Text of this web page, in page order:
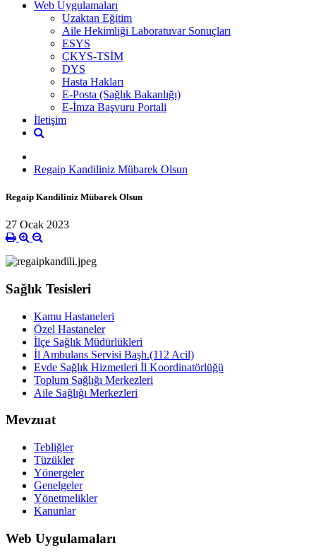
Web Uygulamaları
Uzaktan Eğitim
Aile Hekimliği Laboratuvar Sonuçları
ESYS
ÇKYS-TSİM
DYS
Hasta Hakları
E-Posta (Sağlık Bakanlığı)
E-İmza Başvuru Portali
İletişim
Regaip Kandiliniz Mübarek Olsun
Regaip Kandiliniz Mübarek Olsun
27 Ocak 2023
Sağlık Tesisleri
Kamu Hastaneleri
Özel Hastaneler
İlçe Sağlık Müdürlükleri
İl Ambulans Servisi Başh.(112 Acil)
Evde Sağlık Hizmetleri İl Koordinatörlüğü
Toplum Sağlığı Merkezleri
Aile Sağlığı Merkezleri
Mevzuat
Tebliğler
Tüzükler
Yönergeler
Genelgeler
Yönetmelikler
Kanunlar
Web Uygulamaları